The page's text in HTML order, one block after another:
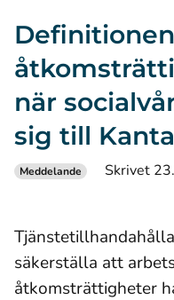
när
sig till
Meddelande Skrivet
säkerställa att
åtkomsträttigheter